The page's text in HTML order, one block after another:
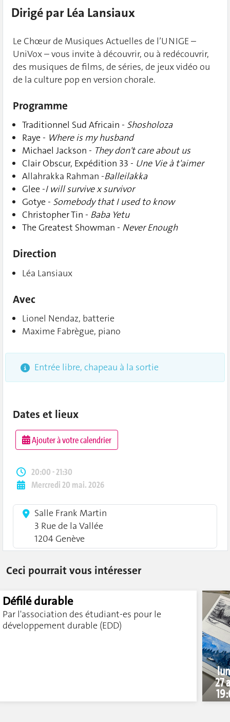
Dirigé par Léa Lansiaux
Le Chœur de Musiques Actuelles de l’UNIGE –
UniVox – vous invite à découvrir, ou à redécouvrir,
des musiques de films, de séries, de jeux vidéo ou
de la culture pop en version chorale.
Programme
Traditionnel Sud Africain - Shosholoza
Raye - Where is my husband
Michael Jackson - They don't care about us
Clair Obscur, Expédition 33 - Une Vie à t'aimer
Allahrakka Rahman -Balleilakka
Glee -I will survive x survivor
Gotye - Somebody that I used to know
Christopher Tin - Baba Yetu
The Greatest Showman - Never Enough
Direction
Léa Lansiaux
Avec
Lionel Nendaz, batterie
Maxime Fabrègue, piano
Entrée libre, chapeau à la sortie
Dates et lieux
Ajouter à votre calendrier
20:00 - 21:30
Mercredi 20 mai. 2026
Salle Frank Martin
3 Rue de la Vallée
1204 Genève
Ceci pourrait vous intéresser
Défilé durable
Par l'association des étudiant-es pour le
développement durable (EDD)
27